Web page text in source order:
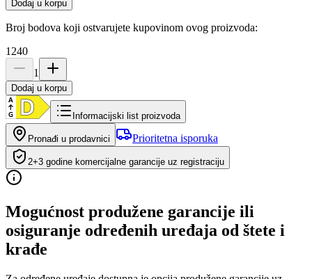
Dodaj u korpu
Broj bodova koji ostvarujete kupovinom ovog proizvoda:
1240
1
Dodaj u korpu
Informacijski list proizvoda
Pronađi u prodavnici Prioritetna isporuka
2+3 godine komercijalne garancije uz registraciju
Mogućnost produžene garancije ili
osiguranje određenih uređaja od štete i
krađe